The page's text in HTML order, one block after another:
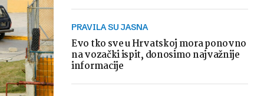
PRAVILA SU JASNA
Evo tko sve u Hrvatskoj mora ponovno
na vozački ispit, donosimo najvažnije
informacije